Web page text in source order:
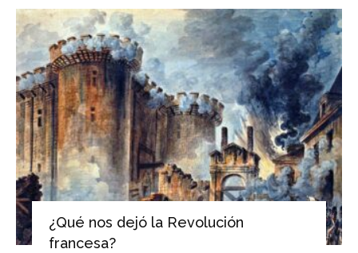
¿Qué nos dejó la Revolución
francesa?